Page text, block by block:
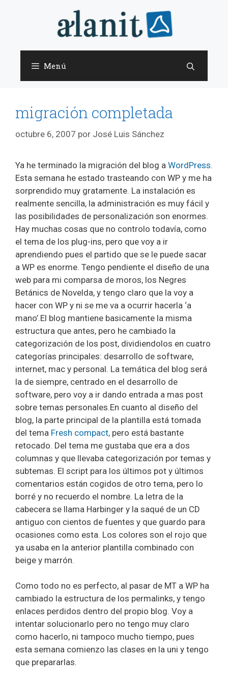
Menú
migración completada
octubre 6, 2007 por José Luis Sánchez
Ya he terminado la migración del blog a WordPress.
Esta semana he estado trasteando con WP y me ha
sorprendido muy gratamente. La instalación es
realmente sencilla, la administración es muy fácil y
las posibilidades de personalización son enormes.
Hay muchas cosas que no controlo todavía, como
el tema de los plug-ins, pero que voy a ir
aprendiendo pues el partido que se le puede sacar
a WP es enorme. Tengo pendiente el diseño de una
web para mi comparsa de moros, los Negres
Betánics de Novelda, y tengo claro que la voy a
hacer con WP y ni se me va a ocurrir hacerla ‘a
mano’.El blog mantiene basicamente la misma
estructura que antes, pero he cambiado la
categorización de los post, dividiendolos en cuatro
categorías principales: desarrollo de software,
internet, mac y personal. La temática del blog será
la de siempre, centrado en el desarrollo de
software, pero voy a ir dando entrada a mas post
sobre temas personales.En cuanto al diseño del
blog, la parte principal de la plantilla está tomada
del tema Fresh compact, pero está bastante
retocado. Del tema me gustaba que era a dos
columnas y que llevaba categorización por temas y
subtemas. El script para los últimos pot y últimos
comentarios están cogidos de otro tema, pero lo
borré y no recuerdo el nombre. La letra de la
cabecera se llama Harbinger y la saqué de un CD
antiguo con cientos de fuentes y que guardo para
ocasiones como esta. Los colores son el rojo que
ya usaba en la anterior plantilla combinado con
beige y marrón.
Como todo no es perfecto, al pasar de MT a WP ha
cambiado la estructura de los permalinks, y tengo
enlaces perdidos dentro del propio blog. Voy a
intentar solucionarlo pero no tengo muy claro
como hacerlo, ni tampoco mucho tiempo, pues
esta semana comienzo las clases en la uni y tengo
que prepararlas.